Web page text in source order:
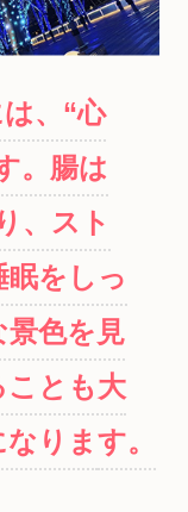
、“心
。腸は
、スト
をしっ
色を見
ことも大
りま す。